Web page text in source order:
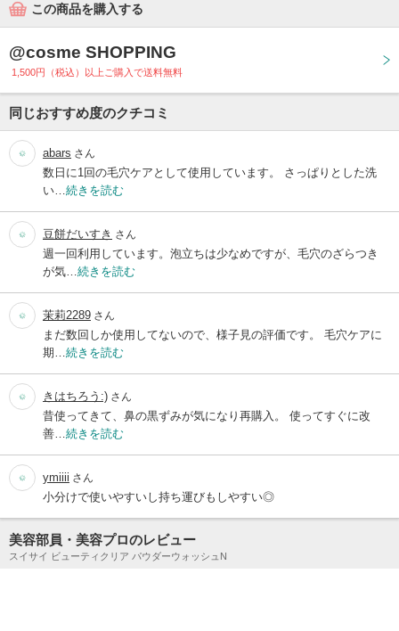
この商品を購入する
@cosme SHOPPING
1,500円（税込）以上ご購入で送料無料
同じおすすめ度のクチコミ
abars さん
数日に1回の毛穴ケアとして使用しています。 さっぱりとした洗
い… 続きを読む
豆餅だいすき さん
週一回利用しています。泡立ちは少なめですが、毛穴のざらつき
が気… 続きを読む
茉莉2289 さん
まだ数回しか使用してないので、様子見の評価です。 毛穴ケアに
期… 続きを読む
きはちろう:) さん
昔使ってきて、鼻の黒ずみが気になり再購入。 使ってすぐに改
善… 続きを読む
ymiiii さん
小分けで使いやすいし持ち運びもしやすい◎
美容部員・美容プロのレビュー
スイサイ ビューティクリア パウダーウォッシュN